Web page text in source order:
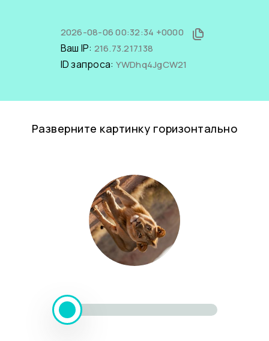
2026-08-06 00:32:34 +0000
Ваш IP: 216.73.217.138
ID запроса: YWDhq4JgCW21
Разверните картинку горизонтально